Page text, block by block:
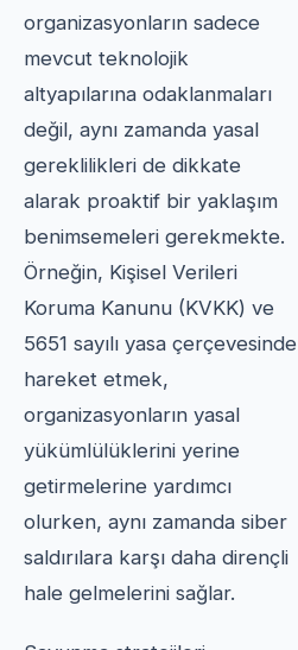
organizasyonların sadece
mevcut teknolojik
altyapılarına odaklanmaları
değil, aynı zamanda yasal
gereklilikleri de dikkate
alarak proaktif bir yaklaşım
benimsemeleri gerekmekte.
Örneğin, Kişisel Verileri
Koruma Kanunu (KVKK) ve
5651 sayılı yasa çerçevesinde
hareket etmek,
organizasyonların yasal
yükümlülüklerini yerine
getirmelerine yardımcı
olurken, aynı zamanda siber
saldırılara karşı daha dirençli
hale gelmelerini sağlar.